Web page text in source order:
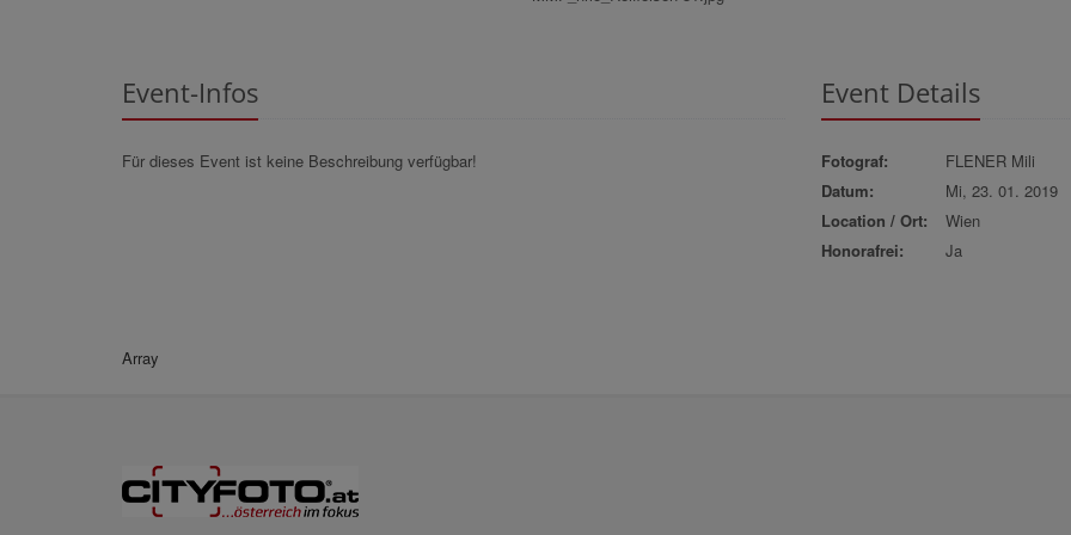
Event-Infos
Für dieses Event ist keine Beschreibung verfügbar!
Event Details
Fotograf:
FLENER Mili
Datum:
Mi, 23. 01. 2019
Location / Ort:
Wien
Honorafrei:
Ja
Array